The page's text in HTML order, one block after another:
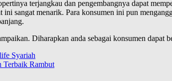
terjangkau dan pengembangnya dapat
sangat menarik. Para konsumen ini pun
Diharapkan anda sebagai konsumen
Syariah
Terbaik Rambut